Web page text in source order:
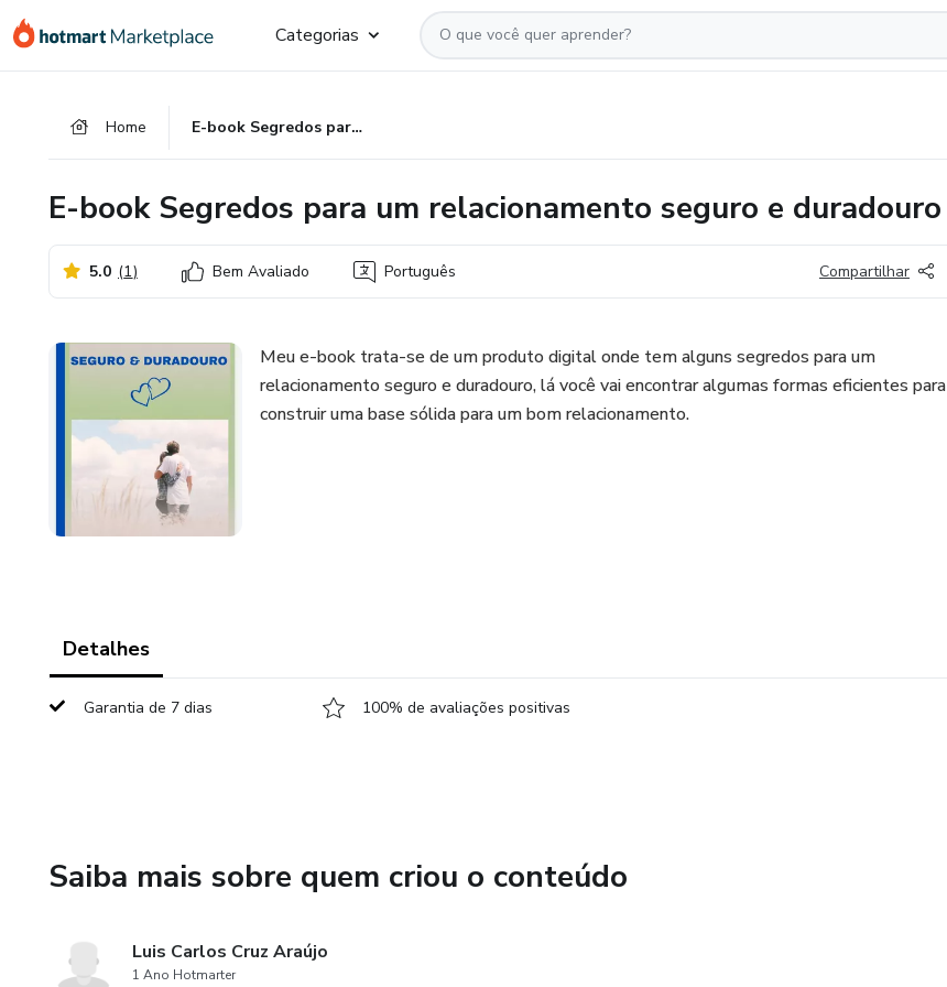
para
para
para
Categorias
Home E-book Segredos para um relacionamento seguro e duradouro
E-book Segredos para um relacionamento seguro e duradouro
5.0 (1) Bem Avaliado Português Compartilhar
Meu e-book trata-se de um produto digital onde tem alguns segredos para um
relacionamento seguro e duradouro, lá você vai encontrar algumas formas eficientes para
construir uma base sólida para um bom relacionamento.
Detalhes
Garantia de 7 dias 100% de avaliações positivas
Saiba mais sobre quem criou o conteúdo
Luis Carlos Cruz Araújo
1 Ano Hotmarter